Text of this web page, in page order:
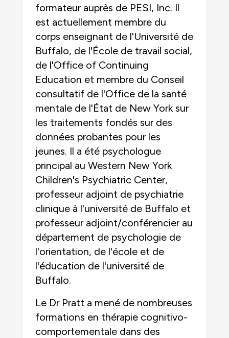
formateur auprès de PESI, Inc. Il
est actuellement membre du
corps enseignant de l'Université de
Buffalo, de l'École de travail social,
de l'Office of Continuing
Education et membre du Conseil
consultatif de l'Office de la santé
mentale de l'État de New York sur
les traitements fondés sur des
données probantes pour les
jeunes. Il a été psychologue
principal au Western New York
Children's Psychiatric Center,
professeur adjoint de psychiatrie
clinique à l'université de Buffalo et
professeur adjoint/conférencier au
département de psychologie de
l'orientation, de l'école et de
l'éducation de l'université de
Buffalo.
Le Dr Pratt a mené de nombreuses
formations en thérapie cognitivo-
comportementale dans des